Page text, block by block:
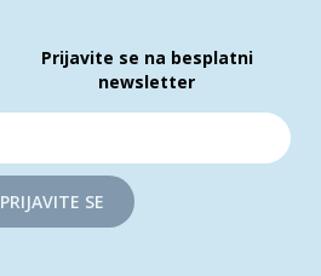
Prijavite se na besplatni
newsletter
PRIJAVITE SE